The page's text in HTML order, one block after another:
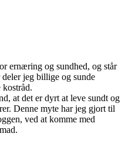
ernæring og sundhed, og står
jeg billige og sunde
kostråd.
at det er dyrt at leve sundt og
Denne myte har jeg gjort til
ved at komme med